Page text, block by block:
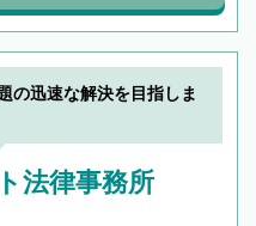
の迅速な解決を目指しま
法律事務所